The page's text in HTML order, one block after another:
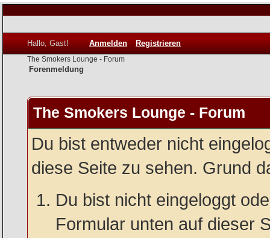
Hallo, Gast! Anmelden Registrieren
The Smokers Lounge - Forum
Forenmeldung
The Smokers Lounge - Forum
Du bist entweder nicht
diese Seite zu sehen. Grund
Du bist nicht eingeloggt
Formular unten auf dieser